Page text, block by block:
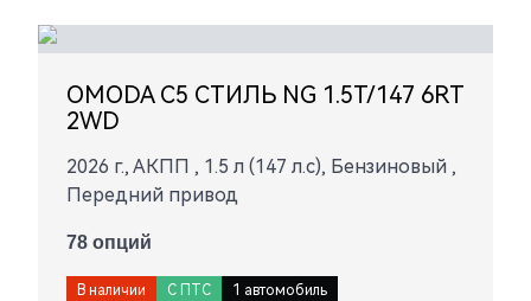
OMODA C5 СТИЛЬ NG 1.5T/147 6RT
2WD
2026 г., АКПП , 1.5 л (147 л.с), Бензиновый ,
Передний привод
78 опций
В наличии С ПТС 1 автомобиль